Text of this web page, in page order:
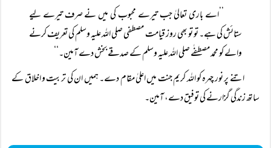
’’اے باری تعالیٰ جب تیرے محبوب کی میں نے صرف تیرے لیے
ستائش کی ہے۔ تو تو بھی روز قیامت مصطفی صلی اللہ علیہ وسلم کی تعریف کرنے
والے کو محمد مصطفٰے صلی اللہ علیہ وسلم کے صدقے بخش دے آمین۔‘‘
اتنے پر نور چہرہ کو اللہ کریم جنت میں اعلیٰ مقام دے۔ ہمیں ان کی تربیت و اخلاق کے
ساتھ زندگی گزارنے کی توفیق دے، آمین۔